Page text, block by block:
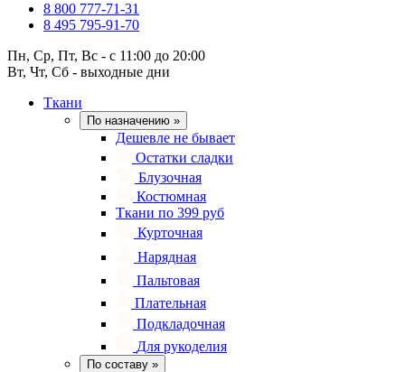
8 800 777-71-31
8 495 795-91-70
Пн, Ср, Пт, Вс - с 11:00 до 20:00
Вт, Чт, Сб - выходные дни
Ткани
По назначению »
Дешевле не бывает
Остатки сладки
Блузочная
Костюмная
Ткани по 399 руб
Курточная
Нарядная
Пальтовая
Плательная
Подкладочная
Для рукоделия
По составу »